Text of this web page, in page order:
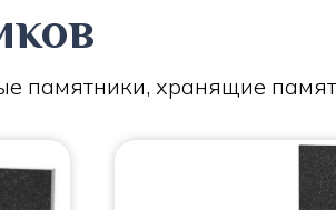
памятники, хранящие